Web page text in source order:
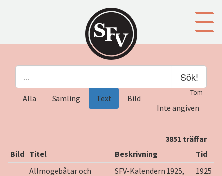
Sök!
Töm
Alla Samling Text
Bild
Inte angiven
3851 träffar
Bild Titel Beskrivning
Tid
Allmogebåtar och
SFV-Kalendern 1925,
1925